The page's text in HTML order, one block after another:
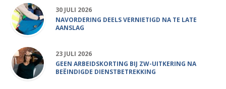
30 JULI 2026
NAVORDERING DEELS VERNIETIGD NA TE LATE
AANSLAG
23 JULI 2026
GEEN ARBEIDSKORTING BIJ ZW-UITKERING NA
BEËINDIGDE DIENSTBETREKKING